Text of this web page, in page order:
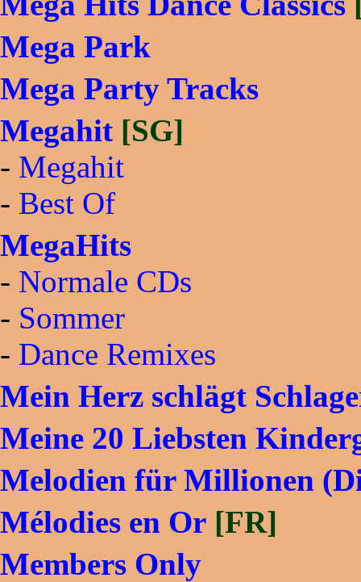
Mega Park
Mega Party Tracks
Megahit [SG]
- Megahit
- Best Of
MegaHits
- Normale CDs
- Sommer
- Dance Remixes
Mein Herz schlägt
Meine 20 Liebsten
Melodien für Millionen
Mélodies en Or [FR]
Members Only